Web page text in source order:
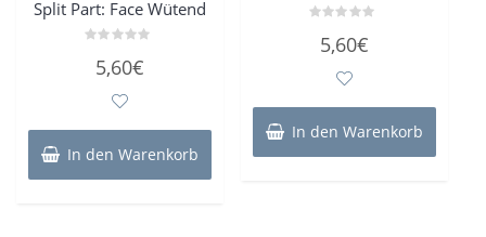
Split Part: Face Wütend
mit5,60€
In den Warenkorb
mit5,60€
In den Warenkorb